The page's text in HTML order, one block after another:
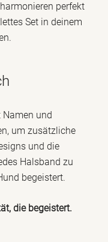
perfekt
Set in deinem
und
um zusätzliche
und die
Halsband zu
begeistert.
die begeistert.